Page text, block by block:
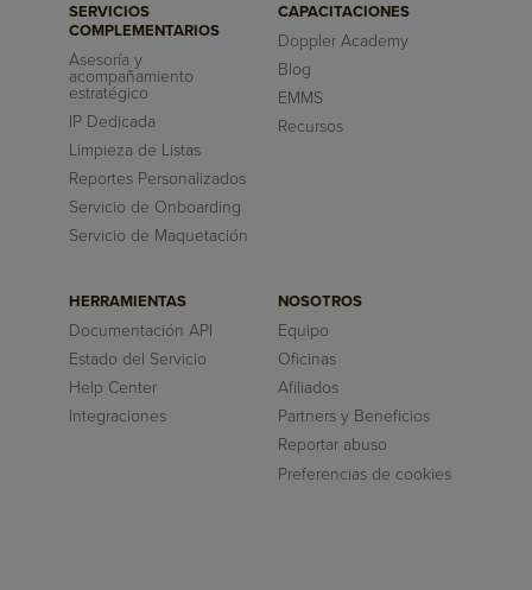
SERVICIOS
COMPLEMENTARIOS
Asesoría y
acompañamiento
estratégico
IP Dedicada
Limpieza de Listas
Reportes Personalizados
Servicio de Onboarding
Servicio de Maquetación
CAPACITACIONES
Doppler Academy
Blog
EMMS
Recursos
HERRAMIENTAS
Documentación API
Estado del Servicio
Help Center
Integraciones
NOSOTROS
Equipo
Oficinas
Afiliados
Partners y Beneficios
Reportar abuso
Preferencias de cookies